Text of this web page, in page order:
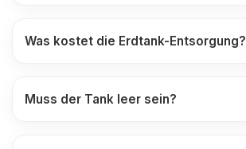
Was kostet die Erdtank-Entsorgung?
Muss der Tank leer sein?